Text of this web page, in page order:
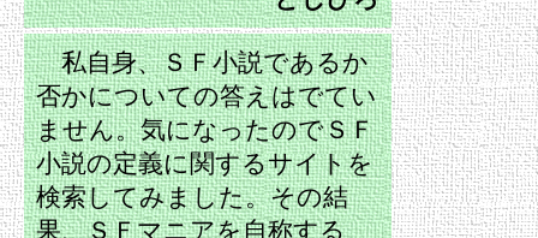
私自身、ＳＦ小説であるか
否かについての答えはでてい
ません。気になったのでＳＦ
小説の定義に関するサイトを
検索してみました。その結
果、ＳＦマニアを自称する